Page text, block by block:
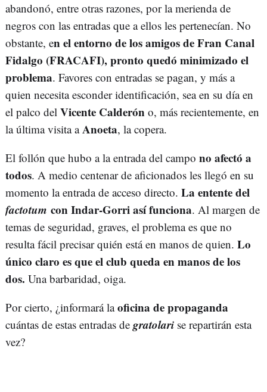
abandonó, entre otras razones, por la merienda de
negros con las entradas que a ellos les pertenecían. No
obstante, en el entorno de los amigos de Fran Canal
Fidalgo (FRACAFI), pronto quedó minimizado el
problema. Favores con entradas se pagan, y más a
quien necesita esconder identificación, sea en su día en
el palco del Vicente Calderón o, más recientemente, en
la última visita aAnoeta, la copera.
El follón que hubo a la entrada del campo no afectó a
todos. A medio centenar de aficionados les llegó en su
momento la entrada de acceso directo. La entente del
factotum con Indar-Gorri así funciona. Al margen de
temas de seguridad, graves, el problema es que no
resulta fácil precisar quién está en manos de quien. Lo
único claro es que el club queda en manos de los
dos. Una barbaridad, oiga.
Por cierto, ¿informará laoficina de propaganda
cuántas de estas entradas de gratolari se repartirán esta
vez?